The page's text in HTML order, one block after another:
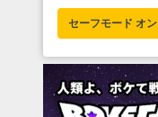
セーフモード オン